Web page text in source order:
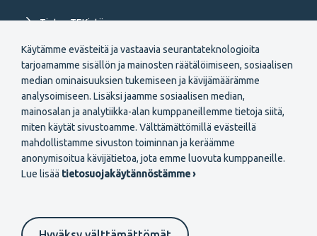
Käytämme evästeitä ja vastaavia seurantateknologioita
tarjoamamme sisällön ja mainosten räätälöimiseen, sosiaalisen
median ominaisuuksien tukemiseen ja kävijämäärämme
analysoimiseen. Lisäksi jaamme sosiaalisen median,
mainosalan ja analytiikka-alan kumppaneillemme tietoja siitä,
miten käytät sivustoamme. Välttämättömillä evästeillä
mahdollistamme sivuston toiminnan ja keräämme
anonymisoitua kävijätietoa, jota emme luovuta kumppaneille.
Lue lisää tietosuojakäytännöstämme ›
Tietoa TEKistä
Extranet
Secondary
FI
Liity jäseneksi